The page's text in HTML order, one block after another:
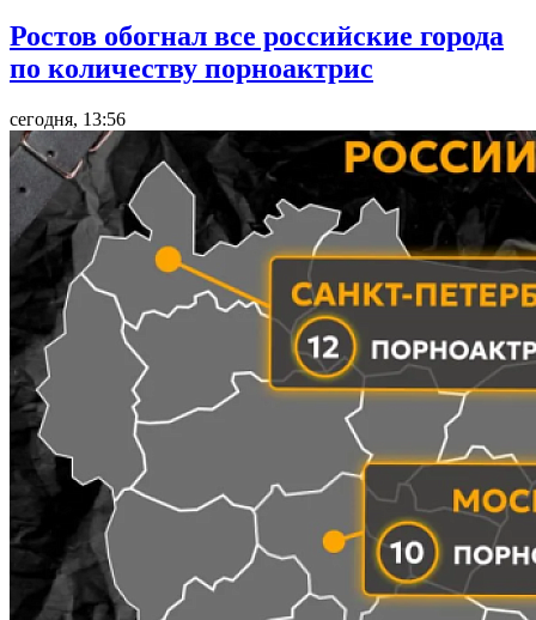
Ростов обогнал все российские города
по количеству порноактрис
сегодня, 13:56